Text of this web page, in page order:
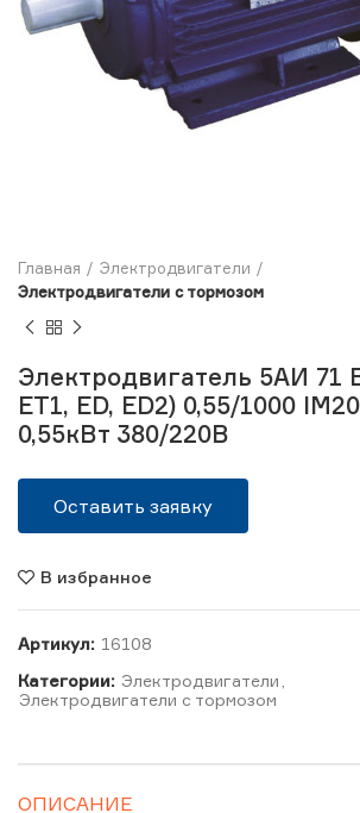
Главная
Электродвигатели
Электродвигатели с тормозом
Электродвигатель 5АИ 71
ЕТ1, ЕD, ЕD2) 0,55/1000
0,55кВт 380/220В
Оставить заявку
В избранное
Артикул: 16108
Категории: Электродвигатели
Электродвигатели с тормозом
ОПИСАНИЕ